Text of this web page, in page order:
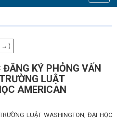
→ )
KÝ PHỎNG VẤN
LUẬT
AMERICAN
LUẬT WASHINGTON, ĐẠI HỌC